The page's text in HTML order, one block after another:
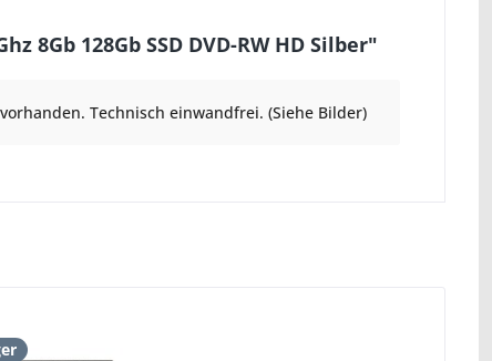
8Gb 128Gb SSD DVD-RW HD Silber"
Technisch einwandfrei. (Siehe Bilder)